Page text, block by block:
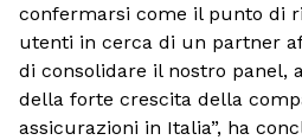
confermarsi come il punto di
utenti in cerca di un partner
di consolidare il nostro panel,
della forte crescita della
assicurazioni in Italia”, ha